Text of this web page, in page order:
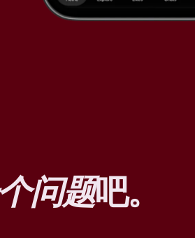
问题吧。